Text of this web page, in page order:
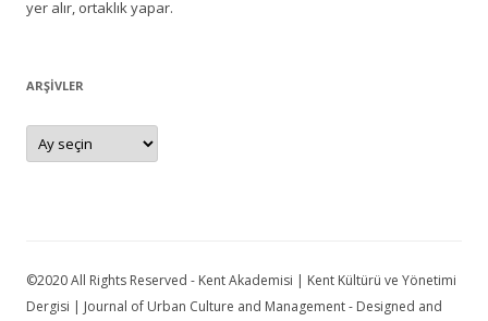
yer alır, ortaklık yapar.
ARŞIVLER
Arşivler
©2020 All Rights Reserved - Kent Akademisi | Kent Kültürü ve Yönetimi
Dergisi | Journal of Urban Culture and Management - Designed and